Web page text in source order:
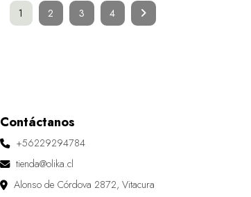
1 2 3 4
Contáctanos
+56229294784
tienda@olika.cl
Alonso de Córdova 2872, Vitacura